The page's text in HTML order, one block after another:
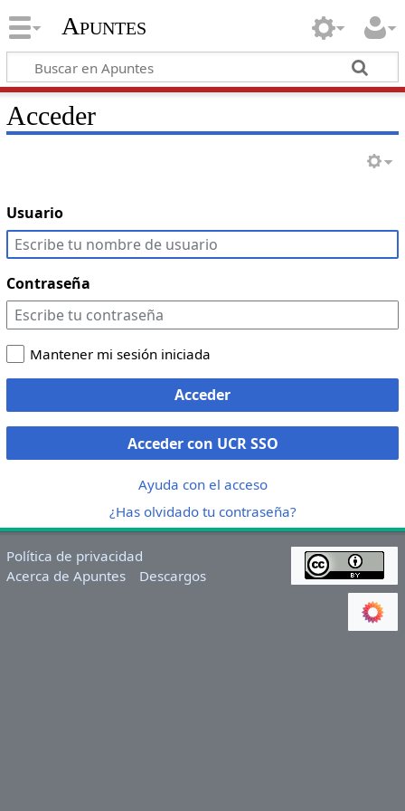
Apuntes
Acceder
Usuario
Contraseña
Mantener mi sesión iniciada
Acceder
Acceder con UCR SSO
Ayuda con el acceso
¿Has olvidado tu contraseña?
Política de privacidad
Acerca de Apuntes
Descargos